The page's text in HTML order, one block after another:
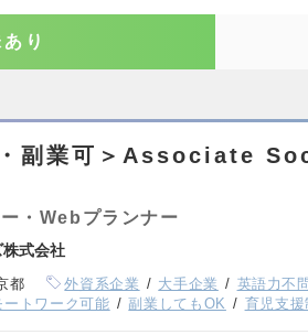
り
・副業可＞Associate
・Webプランナー
式会社
都 外資系企業 大手企業 英語力不問
ートワーク可能 副業してもOK 育児支援